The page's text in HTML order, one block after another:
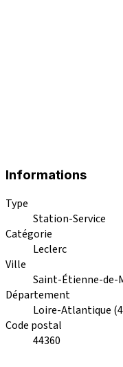
Informations
Type
Station-Service
Catégorie
Leclerc
Ville
Saint-Étienne-de-
Département
Loire-Atlantique
Code postal
44360